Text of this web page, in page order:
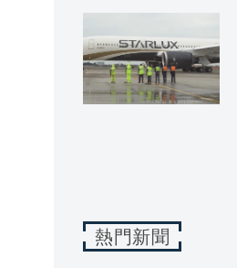
熱門新聞